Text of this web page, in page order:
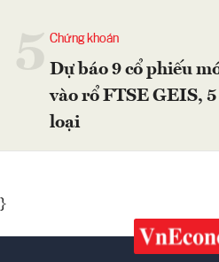
Chứng khoán
Dự báo 9 cổ phiếu
vào rổ FTSE GEIS,
loại
}